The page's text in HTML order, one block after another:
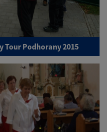
Tour Podhorany 2015